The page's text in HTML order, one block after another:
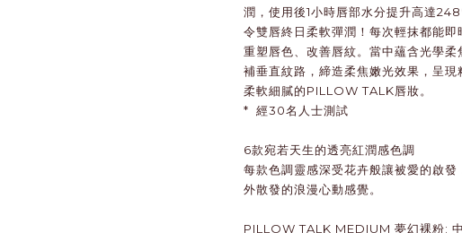
潤，使用後1小時唇部水分提升高達
令雙唇終日柔軟彈潤！每次輕抹都能即
重塑唇色、改善唇紋。當中蘊含光學
補垂直紋路，締造柔焦嫩光效果，呈
柔軟細膩的PILLOW TALK唇妝。
* 經30名人士測試
6款宛若天生的透亮紅潤感色調
每款色調靈感深受花卉般讓被愛的啟
外散發的浪漫心動感覺。
PILLOW TALK MEDIUM 夢幻裸粉: